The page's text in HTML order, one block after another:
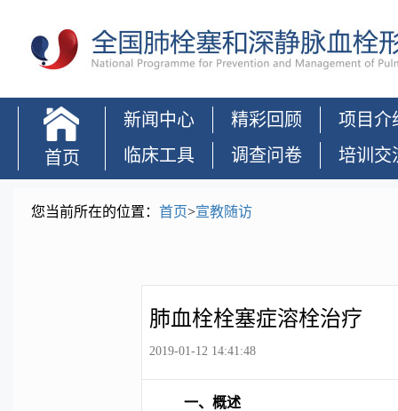
首页
新闻中心 精彩回顾
项目介
临床工具
调查问卷 培训交
您当前所在的位置： 首页>宣教随访
肺血栓栓塞症溶栓治疗
2019-01-12 14:41:48
一、概述